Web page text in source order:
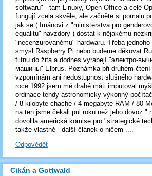
softwaru" - tam Linuxy, Open Office a celé
fungují zcela skvěle, ale začněte si pomalu
jak se ( Imánovi z "ministerstva pro
equalitu" navzdory ) dostat k nějakému
"necenzurovanému" hardwaru. Třeba
smysl Raspberry Pi nebo budeme děkovat
flitnu do žita a dodnes vyrábejí "электро-
машины" Elbrus. Poznámka při druhém
vzpomínám ani nedostupnost slušného
roce 1992 jsem mé drahé máti imputoval
ordinace tehdy astronomicky výkonný
/ 8 kilobyte chache / 4 megabyte RAM / 80
na ten jsme čekali půl roku než jeho dovoz "
dovolila americká komise pro "strategické
takže vlastně - další článek o ničem ....
Odpovědět
Cikán a Gottwald